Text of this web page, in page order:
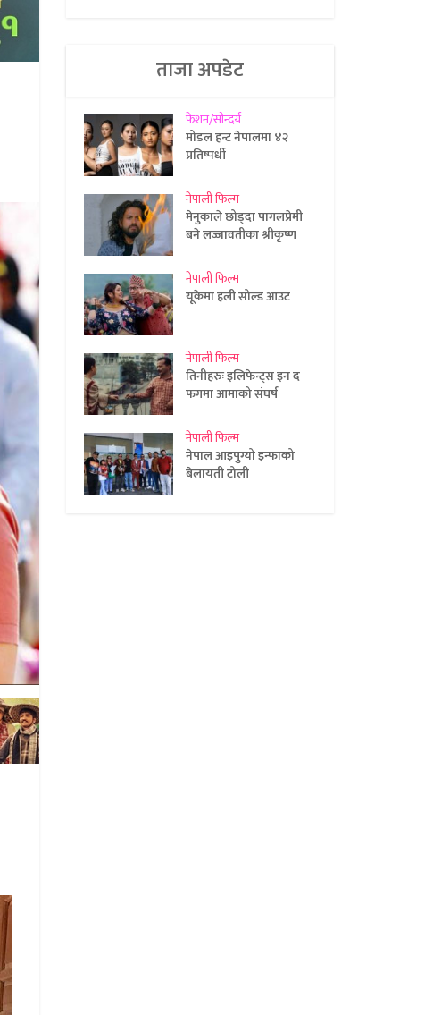
ताजा अपडेट
फेशन/सौन्दर्य
मोडल हन्ट नेपालमा ४२
प्रतिष्पर्धी
नेपाली फिल्म
मेनुकाले छोड्दा पागलप्रेमी
बने लज्जावतीका श्रीकृष्ण
नेपाली फिल्म
यूकेमा हली सोल्ड आउट
नेपाली फिल्म
तिनीहरुः इलिफेन्ट्स इन द
फगमा आमाको संघर्ष
नेपाली फिल्म
नेपाल आइपुग्यो इन्फाको
बेलायती टोली